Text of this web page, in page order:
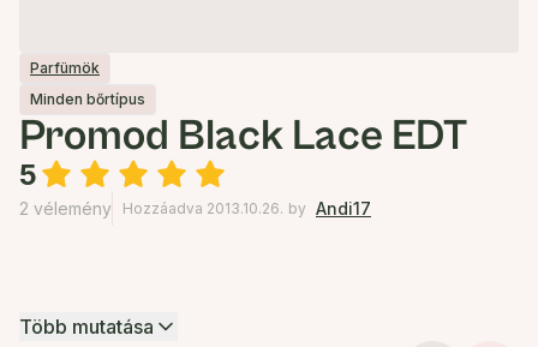
Parfümök
Minden bőrtípus
Promod Black Lace EDT
5
2 vélemény Hozzáadva 2013.10.26. by Andi17
Több mutatása